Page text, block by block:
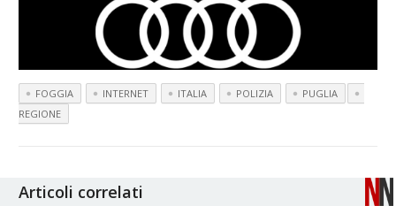
FOGGIA INTERNET ITALIA POLIZIA
PUGLIA
REGIONE
Articoli correlati